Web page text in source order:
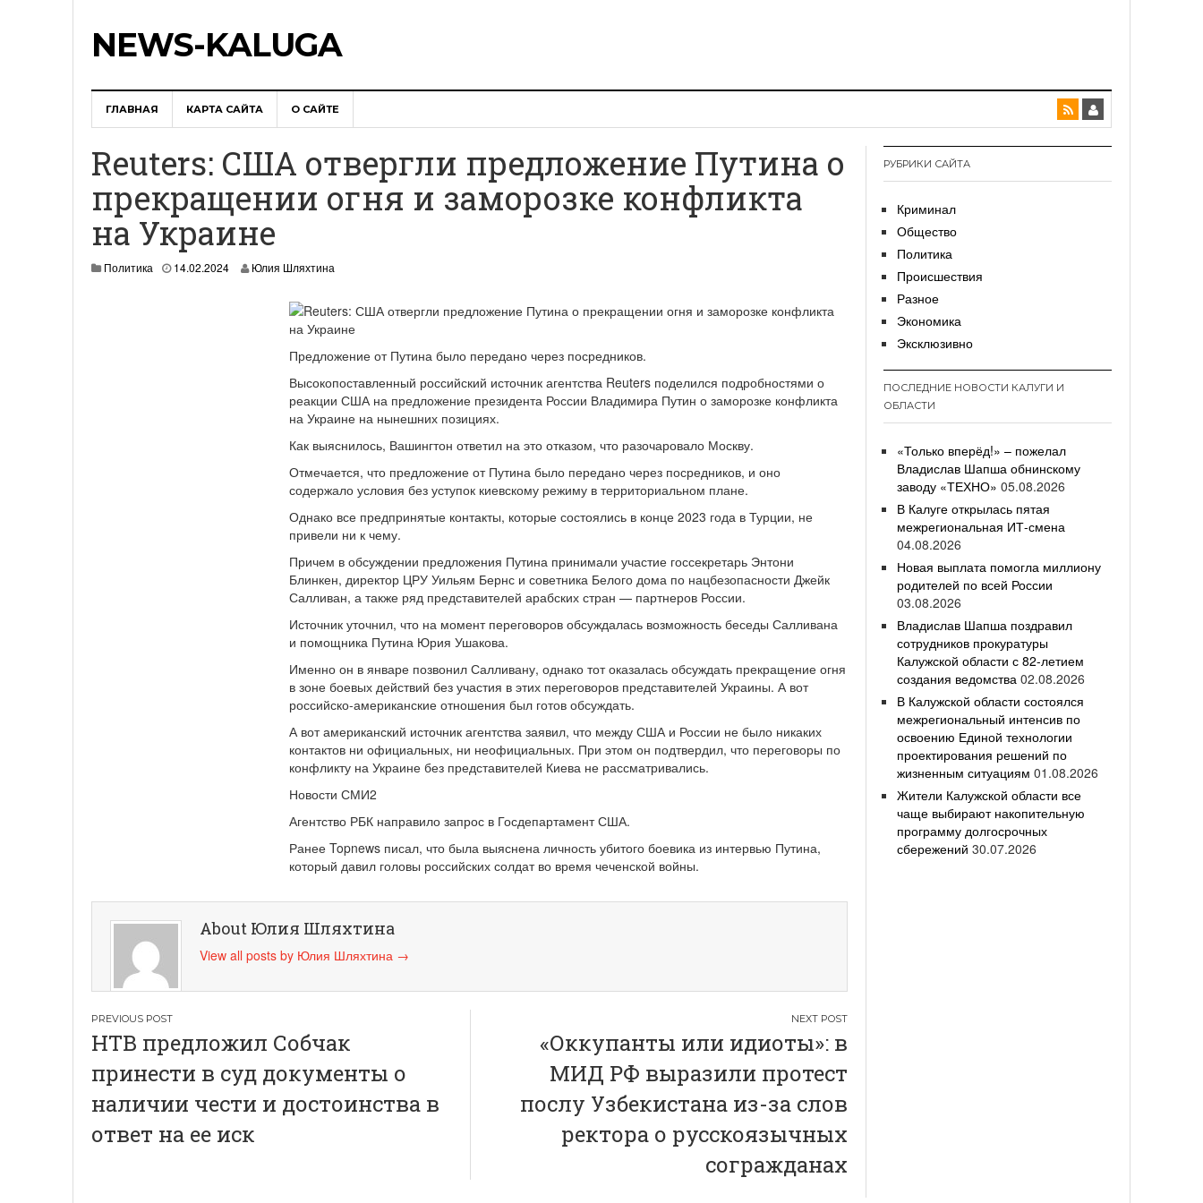
NEWS-KALUGA
ГЛАВНАЯ КАРТА САЙТА О САЙТЕ
Reuters: США отвергли предложение Путина о
прекращении огня и заморозке конфликта
на Украине
Политика 14.02.2024 Юлия Шляхтина
Предложение от Путина было передано через посредников.
Высокопоставленный российский источник агентства Reuters поделился подробностями о
реакции США на предложение президента России Владимира Путин о заморозке конфликта
на Украине на нынешних позициях.
Как выяснилось, Вашингтон ответил на это отказом, что разочаровало Москву.
Отмечается, что предложение от Путина было передано через посредников, и оно
содержало условия без уступок киевскому режиму в территориальном плане.
Однако все предпринятые контакты, которые состоялись в конце 2023 года в Турции, не
привели ни к чему.
Причем в обсуждении предложения Путина принимали участие госсекретарь Энтони
Блинкен, директор ЦРУ Уильям Бернс и советника Белого дома по нацбезопасности Джейк
Салливан, а также ряд представителей арабских стран — партнеров России.
Источник уточнил, что на момент переговоров обсуждалась возможность беседы Салливана
и помощника Путина Юрия Ушакова.
Именно он в январе позвонил Салливану, однако тот оказалась обсуждать прекращение огня
в зоне боевых действий без участия в этих переговоров представителей Украины. А вот
российско-американские отношения был готов обсуждать.
А вот американский источник агентства заявил, что между США и России не было никаких
контактов ни официальных, ни неофициальных. При этом он подтвердил, что переговоры по
конфликту на Украине без представителей Киева не рассматривались.
Новости СМИ2
Агентство РБК направило запрос в Госдепартамент США.
Ранее Topnews писал, что была выяснена личность убитого боевика из интервью Путина,
который давил головы российских солдат во время чеченской войны.
About Юлия Шляхтина
View all posts by Юлия Шляхтина →
Навигация
по
записям
НТВ предложил Собчак
принести в суд документы о
наличии чести и достоинства в
ответ на ее иск
«Оккупанты или идиоты»: в
МИД РФ выразили протест
послу Узбекистана из-за слов
ректора о русскоязычных
согражданах
РУБРИКИ САЙТА
Криминал
Общество
Политика
Происшествия
Разное
Экономика
Эксклюзивно
ПОСЛЕДНИЕ НОВОСТИ КАЛУГИ И
ОБЛАСТИ
«Только вперёд!» – пожелал
Владислав Шапша обнинскому
заводу «ТЕХНО» 05.08.2026
В Калуге открылась пятая
межрегиональная ИТ-смена
04.08.2026
Новая выплата помогла миллиону
родителей по всей России
03.08.2026
Владислав Шапша поздравил
сотрудников прокуратуры
Калужской области с 82-летием
создания ведомства 02.08.2026
В Калужской области состоялся
межрегиональный интенсив по
освоению Единой технологии
проектирования решений по
жизненным ситуациям 01.08.2026
Жители Калужской области все
чаще выбирают накопительную
программу долгосрочных
сбережений 30.07.2026